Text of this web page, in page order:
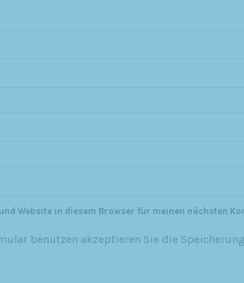
Website in diesem Browser für meinen nächsten
benützen akzeptieren Sie die